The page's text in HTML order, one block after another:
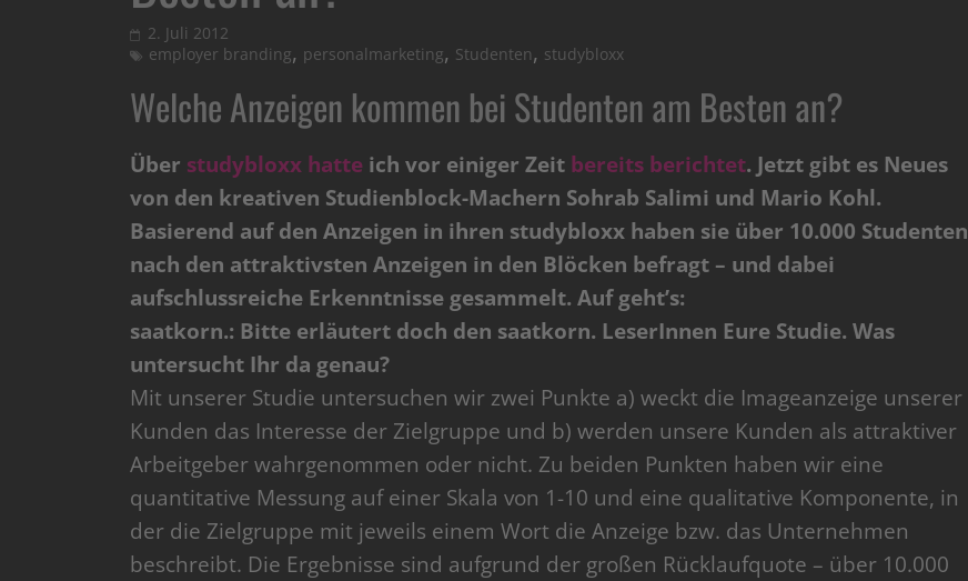
2. Juli 2012
employer branding, personalmarketing, Studenten, studybloxx
Welche Anzeigen kommen bei Studenten am Besten an?
Über studybloxx hatte ich vor einiger Zeit bereits berichtet. Jetzt gibt es Neues
von den kreativen Studienblock-Machern Sohrab Salimi und Mario Kohl.
Basierend auf den Anzeigen in ihren studybloxx haben sie über 10.000 Studenten
nach den attraktivsten Anzeigen in den Blöcken befragt – und dabei
aufschlussreiche Erkenntnisse gesammelt. Auf geht’s:
saatkorn.: Bitte erläutert doch den saatkorn. LeserInnen Eure Studie. Was
untersucht Ihr da genau?
Mit unserer Studie untersuchen wir zwei Punkte a) weckt die Imageanzeige unserer
Kunden das Interesse der Zielgruppe und b) werden unsere Kunden als attraktiver
Arbeitgeber wahrgenommen oder nicht. Zu beiden Punkten haben wir eine
quantitative Messung auf einer Skala von 1-10 und eine qualitative Komponente, in
der die Zielgruppe mit jeweils einem Wort die Anzeige bzw. das Unternehmen
beschreibt. Die Ergebnisse sind aufgrund der großen Rücklaufquote – über 10.000